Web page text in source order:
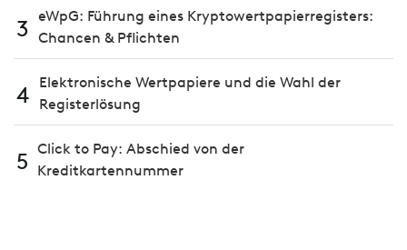
3 eWpG: Führung eines Kryptowertpapierregisters:
Chancen & Pflichten
4
Elektronische Wertpapiere und die Wahl der
Registerlösung
5 Click to Pay: Abschied von der
Kreditkartennummer